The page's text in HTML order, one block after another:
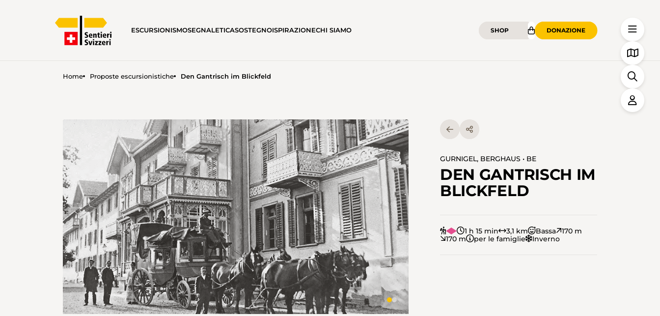
ESCURSIONISMOSEGNALETICASOSTEGNOISPIRAZIONECHI SIAMO SHOP DONAZIONE
Home Proposte escursionistiche Den Gantrisch im Blickfeld
GURNIGEL, BERGHAUS • BE
DEN GANTRISCH IM
BLICKFELD
1 h 15 min 3,1 km Bassa
170 m
170 m
per le famiglie Inverno